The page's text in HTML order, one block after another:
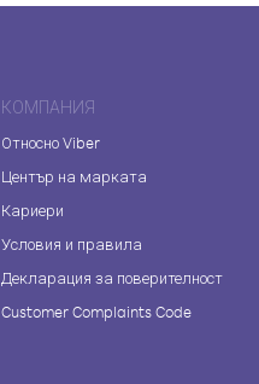
КОМПАНИЯ
Относно Viber
Център на марката
Кариери
Условия и правила
Декларация за поверителност
Customer Complaints Code